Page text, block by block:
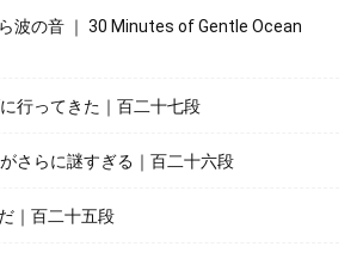
波の音 ｜ 30 Minutes of Gentle Ocean
行ってきた｜百二十七段
さらに謎すぎる｜百二十六段
｜百二十五段